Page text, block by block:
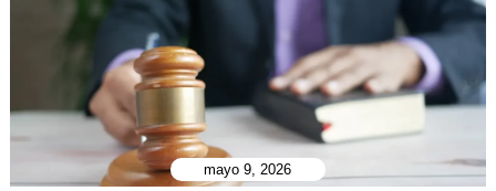
mayo 9, 2026